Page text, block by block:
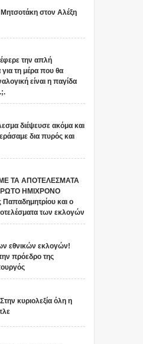
Αποκάλυψη – ΣΟΚ για το
Καραμανλή: Αυτοί ήταν
οι «εκτελεστές»! (vid)
=
έδωσε στη δ...
στον Αλέξη
την απλή
τη μέρα που θα
είναι η παγίδα
διέψευσε ακόμα και
δια πυρός και
ΤΑ ΑΠΟΤΕΛΕΣΜΑΤΑ
ΗΜΙΧΡΟΝΟ
και ο
των εκλογών
εθνικών εκλογών!
πρόεδρο της
κυριολεξία όλη η